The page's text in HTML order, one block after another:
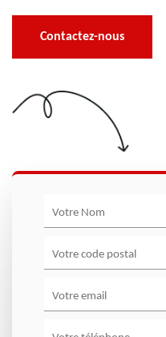
Contactez-nous